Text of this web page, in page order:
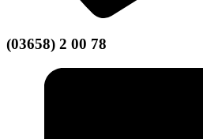
(03658) 2 00 78